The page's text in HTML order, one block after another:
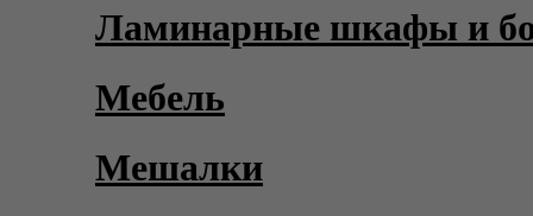
Ламинарные шкафы и
Мебель
Мешалки